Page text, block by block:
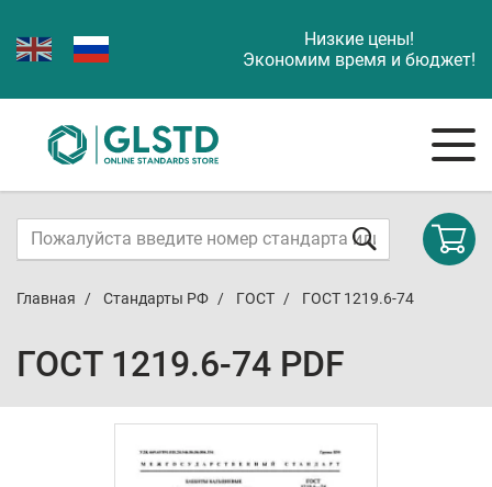
Низкие цены!
Экономим время и бюджет!
Главная Стандарты РФ ГОСТ ГОСТ 1219.6-74
ГОСТ 1219.6-74 PDF